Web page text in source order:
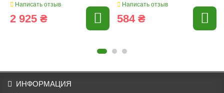
Написать отзыв
2 925 ₴
Написать отзыв
584 ₴
ИНФОРМАЦИЯ